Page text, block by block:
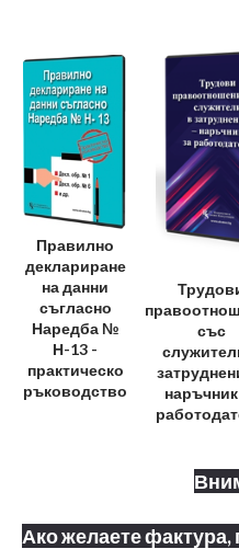
Правилно
деклариране
на данни
съгласно
Наредба №
Н-13 -
практическо
ръководство
със
наръчник
Ако желаете